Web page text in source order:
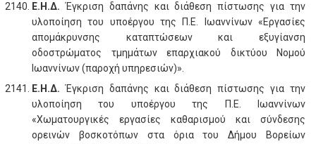
Ε.Η.Δ.Έγκριση δαπάνης και διάθεση πίστωσης για την
υλοποίηση του υποέργου της Π.Ε. Ιωαννίνων «Εργασίες
απομάκρυνσης καταπτώσεων και εξυγίανση
οδοστρώματος τμημάτων επαρχιακού δικτύου Νομού
Ιωαννίνων (παροχή υπηρεσιών)».
Ε.Η.Δ.Έγκριση δαπάνης και διάθεση πίστωσης για την
υλοποίηση του υποέργου της Π.Ε. Ιωαννίνων
«Χωματουργικές εργασίες καθαρισμού και σύνδεσης
ορεινών βοσκοτόπων στα όρια του Δήμου Βορείων